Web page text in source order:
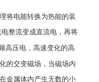
将电能转换为热能的装
电整流变成直流电，再将
高压电，高速变化的高
的交变磁场，当磁场内
金属体内产生无数的小